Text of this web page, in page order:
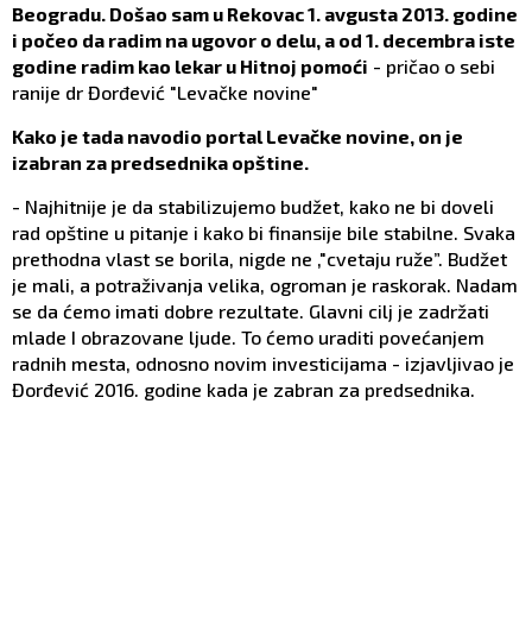
Beogradu. Došao sam u Rekovac 1. avgusta 2013. godine
i počeo da radim na ugovor o delu, a od 1. decembra iste
godine radim kao lekar u Hitnoj pomoći - pričao o sebi
ranije dr Đorđević "Levačke novine"
Kako je tada navodio portal Levačke novine, on je
izabran za predsednika opštine.
- Najhitnije je da stabilizujemo budžet, kako ne bi doveli
rad opštine u pitanje i kako bi finansije bile stabilne. Svaka
prethodna vlast se borila, nigde ne ,"cvetaju ruže”. Budžet
je mali, a potraživanja velika, ogroman je raskorak. Nadam
se da ćemo imati dobre rezultate. Glavni cilj je zadržati
mlade I obrazovane ljude. To ćemo uraditi povećanjem
radnih mesta, odnosno novim investicijama - izjavljivao je
Đorđević 2016. godine kada je zabran za predsednika.